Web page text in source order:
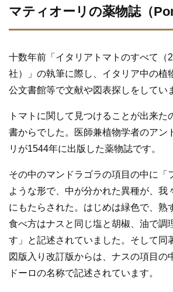
マティオーリの薬物誌（
十数年前「イタリアトマトのすべて（
社）」の執筆に際し、イタリア中の植
公文書館等で文献や図表探しをしてい
トマトに関して見つけることが出来た
書からでした。医師兼植物学者のアン
リが1544年に出版した薬物誌です。
その中のマンドラゴラの項目の中に「
ような形で、中が分かれた異種が、我
にもたらされた。はじめは緑色で、熟
食べ方はナスと同じ塩と胡椒、油で調
す」と記述されていました。そして同
図版入り改訂版からは、ナスの項目の
ドーロの名称で記述されています。